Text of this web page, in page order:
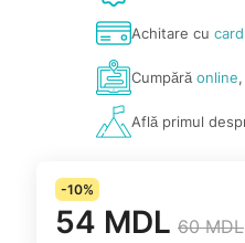
Achitare cu card
Cumpărăonline
Află primul
-10%
54 MDL 60 MDL